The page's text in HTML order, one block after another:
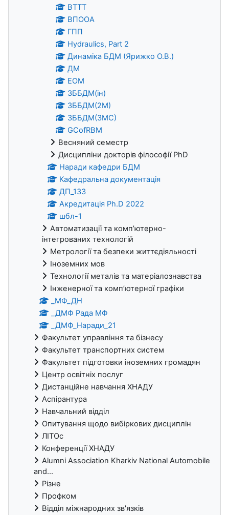
ВТТТ
ВПООА
ГПП
Hydraulics, Part 2
Динаміка БДМ (Ярижко О.В.)
ДМ
ЕОМ
ЗББДМ(ін)
ЗББДМ(2М)
ЗББДМ(3МС)
GCofRBM
Весняний семестр
Дисципліни докторів філософії PhD
Наради кафедри БДМ
Кафедральна документація
ДП_133
Акредитація Ph.D 2022
шбл-1
Автоматизації та комп’ютерно-
інтегрованих технологій
Метрології та безпеки життєдіяльності
Іноземних мов
Технології металів та матеріалознавства
Інженерної та комп’ютерної графіки
_МФ_ДН
_ДМФ Рада МФ
_ДМФ_Наради_21
Факультет управління та бізнесу
Факультет транспортних систем
Факультет підготовки іноземних громадян
Центр освітніх послуг
Дистанційне навчання ХНАДУ
Аспірантура
Навчальний відділ
Опитування щодо вибіркових дисциплін
ЛІТОс
Конференції ХНАДУ
Alumni Association Kharkiv National Automobile
and...
Різне
Профком
Відділ міжнародних зв'язків